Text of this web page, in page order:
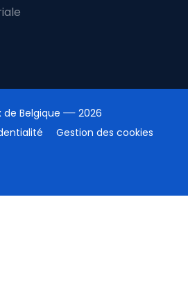
Belgique
2026
Gestion des cookies